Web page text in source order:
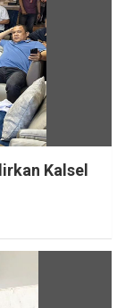
Kalsel